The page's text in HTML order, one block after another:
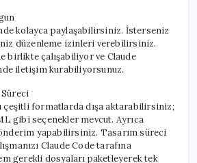
kolayca paylaşabilirsiniz. İsterseniz
düzenleme izinleri verebilirsiniz.
birlikte çalışabiliyor ve Claude
iletişim kurabiliyorsunuz.
Süreci
çeşitli formatlarda dışa aktarabilirsiniz;
gibi seçenekler mevcut. Ayrıca
yapabilirsiniz. Tasarım süreci
Claude Code tarafına
gerekli dosyaları paketleyerek tek